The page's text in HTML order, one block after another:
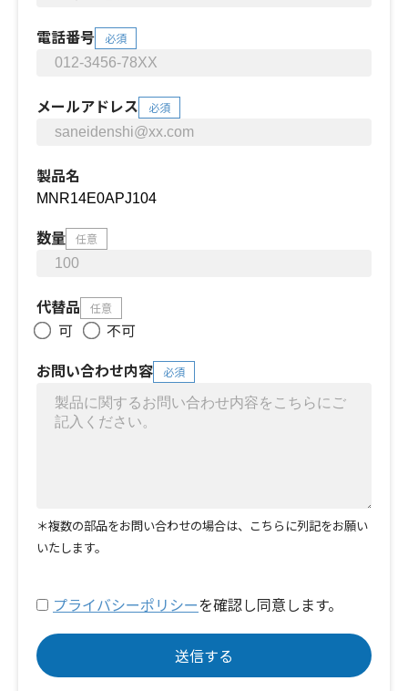
電話番号 必須
メールアドレス 必須
製品名
数量 任意
代替品 任意
可
不可
お問い合わせ内容
必須
＊複数の部品をお問い合わせの場合は、こちらに列記をお願い
いたします。
プライバシーポリシーを確認し同意します。